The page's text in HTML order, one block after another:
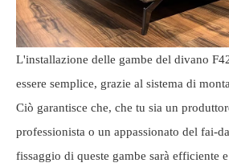
L'installazione delle gambe del divano
essere semplice, grazie al sistema di
Ciò garantisce che, che tu sia un
professionista o un appassionato del fai-
fissaggio di queste gambe sarà efficiente